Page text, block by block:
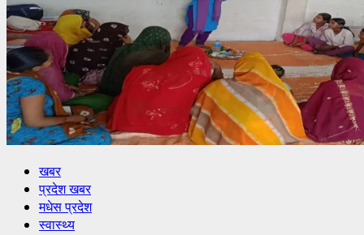
खबर
प्रदेश खबर
मधेस प्रदेश
स्वास्थ्य